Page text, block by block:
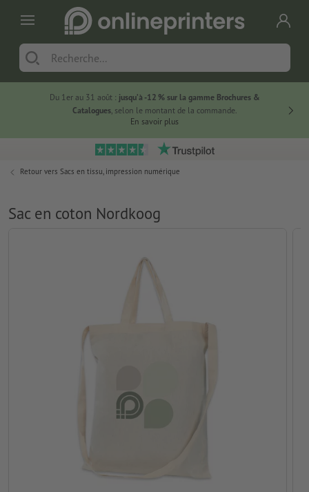
Du 1er au 31 août : jusqu’à -12 % sur la gamme Brochures &
Catalogues, selon le montant de la commande.
En savoir plus
Retour vers Sacs en tissu, impression numérique
Sac en coton Nordkoog